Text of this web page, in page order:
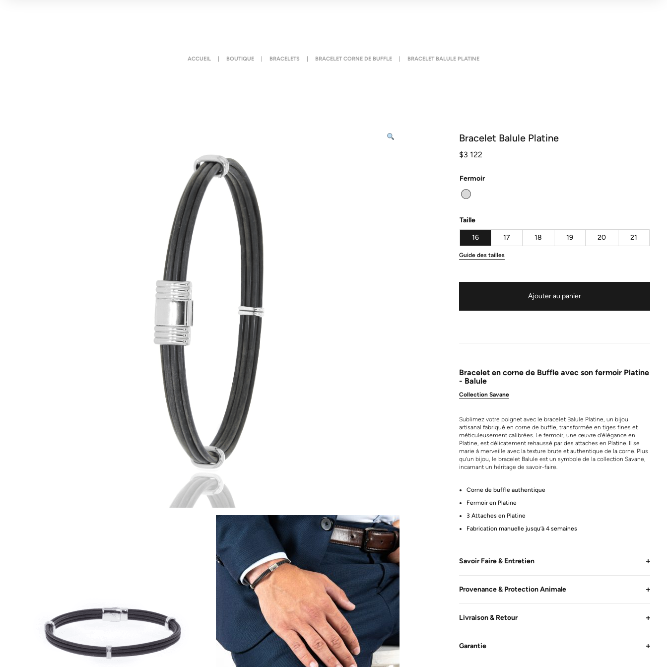
ACCUEIL | BOUTIQUE | BRACELETS | BRACELET CORNE DE BUFFLE | BRACELET BALULE PLATINE
Bracelet Balule Platine
$3 122
Fermoir
Taille
16 17 18 19 20 21
Guide des tailles
Ajouter au panier
Bracelet en corne de Buffle avec son fermoir Platine
- Balule
Collection Savane
Sublimez votre poignet avec le bracelet Balule Platine, un bijou
artisanal fabriqué en corne de buffle, transformée en tiges fines et
méticuleusement calibrées. Le fermoir, une œuvre d’élégance en
Platine, est délicatement rehaussé par des attaches en Platine. Il se
marie à merveille avec la texture brute et authentique de la corne. Plus
qu’un bijou, le bracelet Balule est un symbole de la collection Savane,
incarnant un héritage de savoir-faire.
Corne de buffle authentique
Fermoir en Platine
3 Attaches en Platine
Fabrication manuelle jusqu’à 4 semaines
Savoir Faire & Entretien
Provenance & Protection Animale
Livraison & Retour
Garantie